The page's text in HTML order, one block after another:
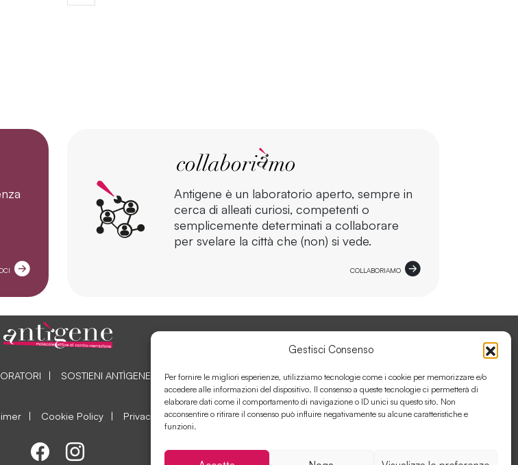
Gestisci Consenso
Per fornire le migliori esperienze, utilizziamo tecnologie come i cookie per memorizzare e/o
accedere alle informazioni del dispositivo. Il consenso a queste tecnologie ci permetterà di
elaborare dati come il comportamento di navigazione o ID unici su questo sito. Non
acconsentire o ritirare il consenso può influire negativamente su alcune caratteristiche e
funzioni.
Antigene è un laboratorio aperto, sempre in
cerca di alleati curiosi, competenti o
semplicemente determinati a collaborare
per svelare la città che (non) si vede.
COLLABORIAMO
SOSTIENI ANTÌGENE COLLABORA CON ANTÌGENE
Cookie Policy Privacy Policy